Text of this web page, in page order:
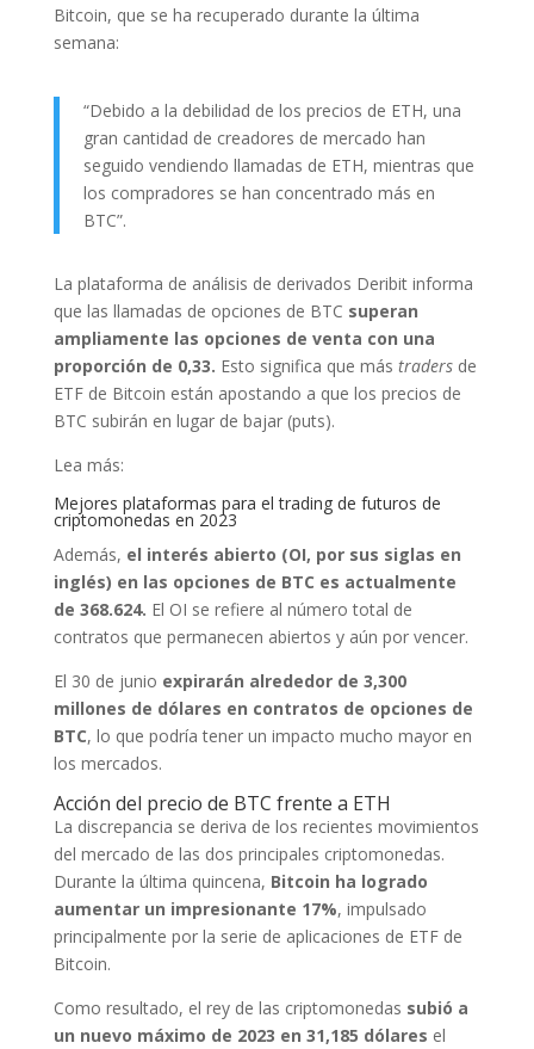
Bitcoin, que se ha recuperado durante la última
semana:
“Debido a la debilidad de los precios de ETH, una
gran cantidad de creadores de mercado han
seguido vendiendo llamadas de ETH, mientras que
los compradores se han concentrado más en
BTC”.
La plataforma de análisis de derivados Deribit informa
que las llamadas de opciones de BTC superan
ampliamente las opciones de venta con una
proporción de 0,33. Esto significa que más tradersde
ETF de Bitcoin están apostando a que los precios de
BTC subirán en lugar de bajar (puts).
Lea más:
Mejores plataformas para el trading de futuros de
criptomonedas en 2023
Además, el interés abierto (OI, por sus siglas en
inglés) en las opciones de BTC es actualmente
de 368.624. El OI se refiere al número total de
contratos que permanecen abiertos y aún por vencer.
El 30 de junio expirarán alrededor de 3,300
millones de dólares en contratos de opciones de
BTC, lo que podría tener un impacto mucho mayor en
los mercados.
Acción del precio de BTC frente a ETH
La discrepancia se deriva de los recientes movimientos
del mercado de las dos principales criptomonedas.
Durante la última quincena, Bitcoin ha logrado
aumentar un impresionante 17%, impulsado
principalmente por la serie de aplicaciones de ETF de
Bitcoin.
Como resultado, el rey de las criptomonedas subió a
un nuevo máximo de 2023 en 31,185 dólares el